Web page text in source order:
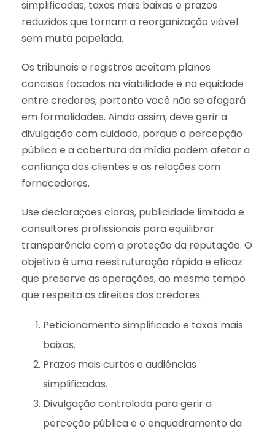
simplificadas, taxas mais baixas e prazos
reduzidos que tornam a reorganização viável
sem muita papelada.
Os tribunais e registros aceitam planos
concisos focados na viabilidade e na equidade
entre credores, portanto você não se afogará
em formalidades. Ainda assim, deve gerir a
divulgação com cuidado, porque a percepção
pública e a cobertura da mídia podem afetar a
confiança dos clientes e as relações com
fornecedores.
Use declarações claras, publicidade limitada e
consultores profissionais para equilibrar
transparência com a proteção da reputação. O
objetivo é uma reestruturação rápida e eficaz
que preserve as operações, ao mesmo tempo
que respeita os direitos dos credores.
Peticionamento simplificado e taxas mais
baixas.
Prazos mais curtos e audiências
simplificadas.
Divulgação controlada para gerir a
perceção pública e o enquadramento da